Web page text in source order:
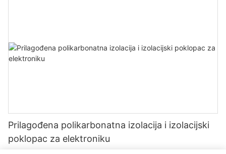
Prilagođena polikarbonatna izolacija i izolacijski
poklopac za elektroniku